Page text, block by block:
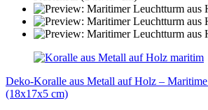
Deko-Koralle aus Metall auf Holz –
(18x17x5 cm)